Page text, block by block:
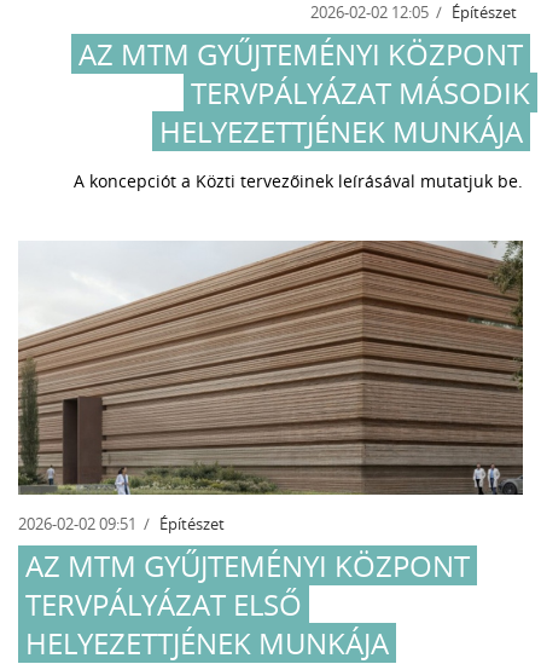
2026-02-02 12:05 Építészet
AZ MTM GYŰJTEMÉNYI KÖZPONT
TERVPÁLYÁZAT MÁSODIK
HELYEZETTJÉNEK MUNKÁJA
A koncepciót a Közti tervezőinek leírásával mutatjuk be.
2026-02-02 09:51 Építészet
AZ MTM GYŰJTEMÉNYI KÖZPONT
TERVPÁLYÁZAT ELSŐ
HELYEZETTJÉNEK MUNKÁJA